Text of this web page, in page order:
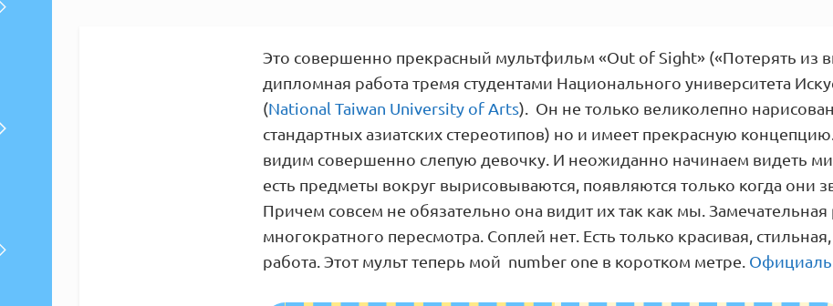
Это совершенно прекрасный мультфильм «Out of Sight» («Потерять из
дипломная работа тремя студентами Национального университета
(National Taiwan University of Arts). Он не только великолепно
стандартных азиатских стереотипов) но и имеет прекрасную
видим совершенно слепую девочку. И неожиданно начинаем видеть
есть предметы вокруг вырисовываются, появляются только когда они
Причем совсем не обязательно она видит их так как мы. Замечательная
многократного пересмотра. Соплей нет. Есть только красивая,
работа. Этот мульт теперь мой number one в коротком метре.